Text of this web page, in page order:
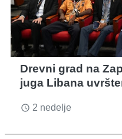
Drevni grad na
juga Libana
access_time 2 nedelje